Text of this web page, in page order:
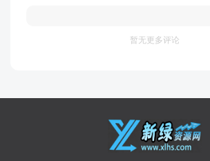
暂无更多评论